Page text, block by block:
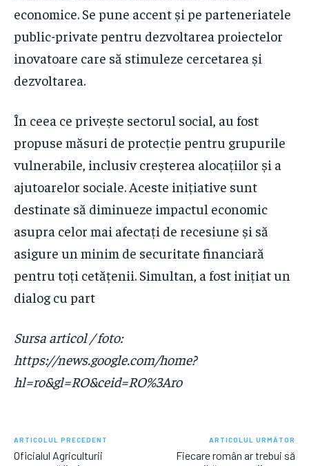
economice. Se pune accent și pe parteneriatele
public-private pentru dezvoltarea proiectelor
inovatoare care să stimuleze cercetarea și
dezvoltarea.
În ceea ce privește sectorul social, au fost
propuse măsuri de protecție pentru grupurile
vulnerabile, inclusiv creșterea alocațiilor și a
ajutoarelor sociale. Aceste inițiative sunt
destinate să diminueze impactul economic
asupra celor mai afectați de recesiune și să
asigure un minim de securitate financiară
pentru toți cetățenii. Simultan, a fost inițiat un
dialog cu part
Sursa articol / foto:
https://news.google.com/home?
hl=ro&gl=RO&ceid=RO%3Aro
ARTICOLUL PRECEDENT
Oficialul Agriculturii
ARTICOLUL URMĂTOR
Fiecare român ar trebui să